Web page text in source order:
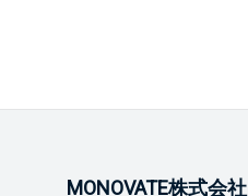
MONOVATE株式会社